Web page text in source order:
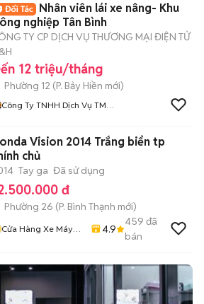
Nhân viên lái xe nâng- Khu
nghiệp Tân Bình
TY CP DỊCH VỤ THƯƠNG MẠI ĐIỆN TỬ
12 triệu/tháng
Phường 12 (P. Bảy Hiền mới)
Công Ty TNHH Dịch Vụ TMĐT
Vision 2014 Trắng biển tp
chủ
Tay ga Đã sử dụng
đ
Phường 26 (P. Bình Thạnh mới)
Cửa Hàng Xe Máy
4.9
459 đã
bán